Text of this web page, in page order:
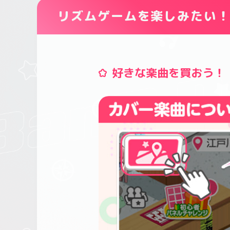
リズムゲームを楽しみたい！
好きな楽曲を買おう！